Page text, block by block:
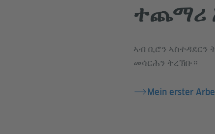
ተጨማሪ
ኣብ ቢሮን
መሳርሕን ትረኽቡ።
Mein erster